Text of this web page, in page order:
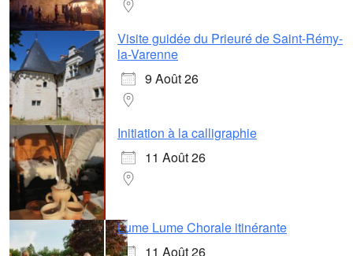
Visite guidée du Prieuré de Saint-Rémy-
la-Varenne
9 Août 26
Initiation à la calligraphie
11 Août 26
Lume Lume Chorale itinérante
11 Août 26